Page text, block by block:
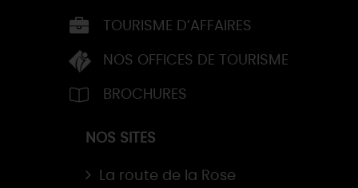
TOURISME D’AFFAIRES
NOS OFFICES DE TOURISME
BROCHURES
NOS SITES
La route de la Rose